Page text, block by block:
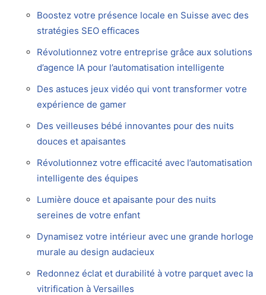
Boostez votre présence locale en Suisse avec des
stratégies SEO efficaces
Révolutionnez votre entreprise grâce aux solutions
d’agence IA pour l’automatisation intelligente
Des astuces jeux vidéo qui vont transformer votre
expérience de gamer
Des veilleuses bébé innovantes pour des nuits
douces et apaisantes
Révolutionnez votre efficacité avec l’automatisation
intelligente des équipes
Lumière douce et apaisante pour des nuits
sereines de votre enfant
Dynamisez votre intérieur avec une grande horloge
murale au design audacieux
Redonnez éclat et durabilité à votre parquet avec la
vitrification à Versailles